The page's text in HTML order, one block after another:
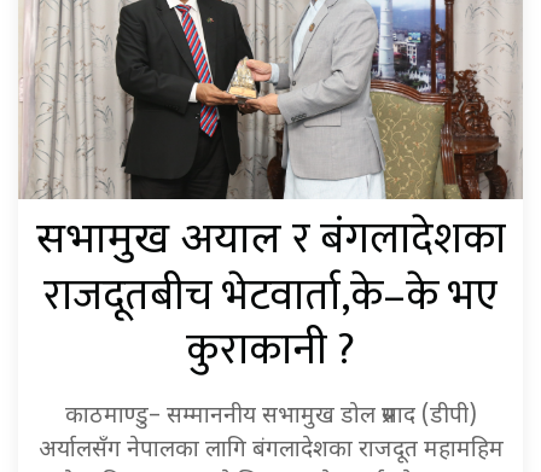
सभामुख अर्यालर बंगलादेशका
राजदूतबीच भेटवार्ता,के–के भए
कुराकानी ?
काठमाण्डु– सम्माननीय सभामुख डोल प्रसाद (डीपी)
अर्यालसँग नेपालका लागि बंगलादेशका राजदूत महामहिम